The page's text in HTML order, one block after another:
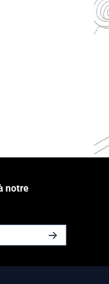
notre
e-mail pour la